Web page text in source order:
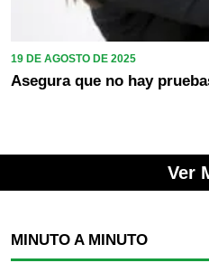
19 DE AGOSTO DE 2025
Asegura que no hay
Ver
MINUTO A MINUTO